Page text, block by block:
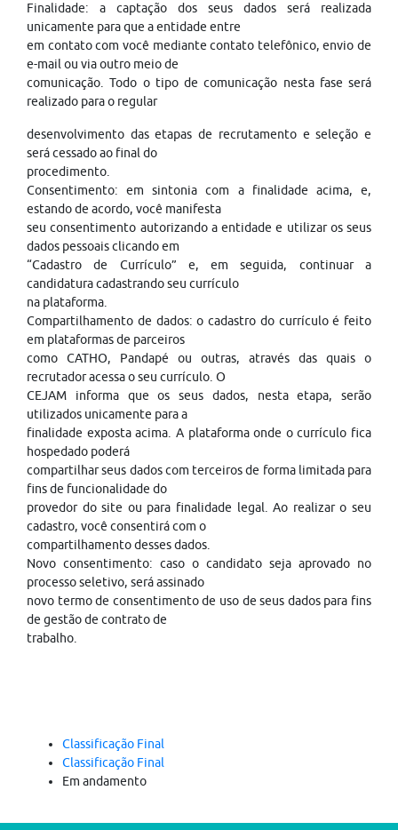
Finalidade: a captação dos seus dados será realizada
unicamente para que a entidade entre
em contato com você mediante contato telefônico, envio de
e-mail ou via outro meio de
comunicação. Todo o tipo de comunicação nesta fase será
realizado para o regular
desenvolvimento das etapas de recrutamento e seleção e
será cessado ao final do
procedimento.
Consentimento: em sintonia com a finalidade acima, e,
estando de acordo, você manifesta
seu consentimento autorizando a entidade e utilizar os seus
dados pessoais clicando em
“Cadastro de Currículo” e, em seguida, continuar a
candidatura cadastrando seu currículo
na plataforma.
Compartilhamento de dados: o cadastro do currículo é feito
em plataformas de parceiros
como CATHO, Pandapé ou outras, através das quais o
recrutador acessa o seu currículo. O
CEJAM informa que os seus dados, nesta etapa, serão
utilizados unicamente para a
finalidade exposta acima. A plataforma onde o currículo fica
hospedado poderá
compartilhar seus dados com terceiros de forma limitada para
fins de funcionalidade do
provedor do site ou para finalidade legal. Ao realizar o seu
cadastro, você consentirá com o
compartilhamento desses dados.
Novo consentimento: caso o candidato seja aprovado no
processo seletivo, será assinado
novo termo de consentimento de uso de seus dados para fins
de gestão de contrato de
trabalho.
Classificação Final
Classificação Final
Em andamento